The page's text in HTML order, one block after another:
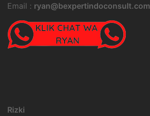
Email : ryan@bexpertindoconsult.com
Rizki